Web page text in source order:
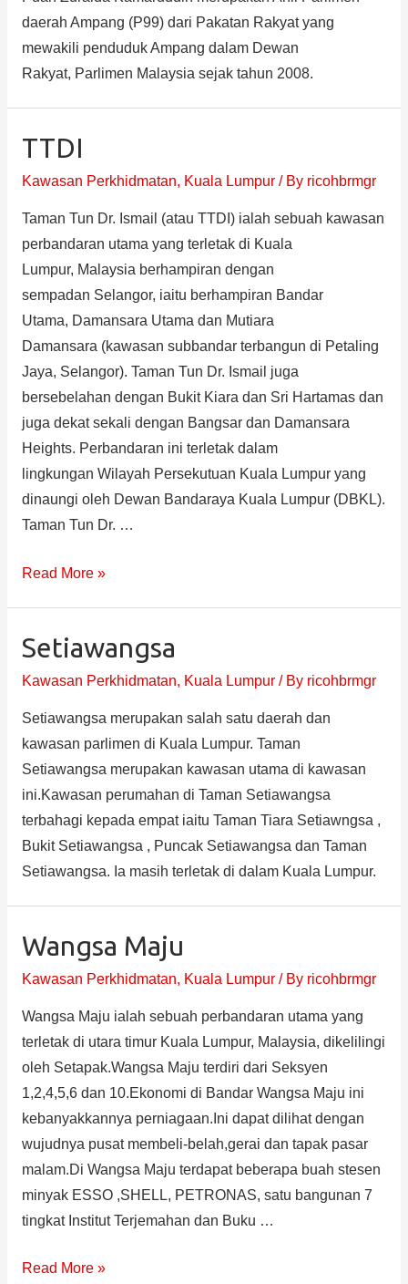
daerah Ampang (P99) dari Pakatan Rakyat yang
mewakili penduduk Ampang dalam Dewan
Rakyat, Parlimen Malaysia sejak tahun 2008.
TTDI
Kawasan Perkhidmatan, Kuala Lumpur/ By ricohbrmgr
Taman Tun Dr. Ismail (atau TTDI) ialah sebuah kawasan
perbandaran utama yang terletak di Kuala
Lumpur, Malaysia berhampiran dengan
sempadan Selangor, iaitu berhampiran Bandar
Utama, Damansara Utama dan Mutiara
Damansara (kawasan subbandar terbangun di Petaling
Jaya, Selangor). Taman Tun Dr. Ismail juga
bersebelahan dengan Bukit Kiara dan Sri Hartamas dan
juga dekat sekali dengan Bangsar dan Damansara
Heights. Perbandaran ini terletak dalam
lingkungan Wilayah Persekutuan Kuala Lumpur yang
dinaungi oleh Dewan Bandaraya Kuala Lumpur (DBKL).
Taman Tun Dr. …
Read More »
Setiawangsa
Kawasan Perkhidmatan, Kuala Lumpur/ By ricohbrmgr
Setiawangsa merupakan salah satu daerah dan
kawasan parlimen di Kuala Lumpur. Taman
Setiawangsa merupakan kawasan utama di kawasan
ini.Kawasan perumahan di Taman Setiawangsa
terbahagi kepada empat iaitu Taman Tiara Setiawngsa ,
Bukit Setiawangsa , Puncak Setiawangsa dan Taman
Setiawangsa. Ia masih terletak di dalam Kuala Lumpur.
Wangsa Maju
Kawasan Perkhidmatan, Kuala Lumpur/ By ricohbrmgr
Wangsa Maju ialah sebuah perbandaran utama yang
terletak di utara timur Kuala Lumpur, Malaysia, dikelilingi
oleh Setapak.Wangsa Maju terdiri dari Seksyen
1,2,4,5,6 dan 10.Ekonomi di Bandar Wangsa Maju ini
kebanyakkannya perniagaan.Ini dapat dilihat dengan
wujudnya pusat membeli-belah,gerai dan tapak pasar
malam.Di Wangsa Maju terdapat beberapa buah stesen
minyak ESSO ,SHELL, PETRONAS, satu bangunan 7
tingkat Institut Terjemahan dan Buku …
Read More »